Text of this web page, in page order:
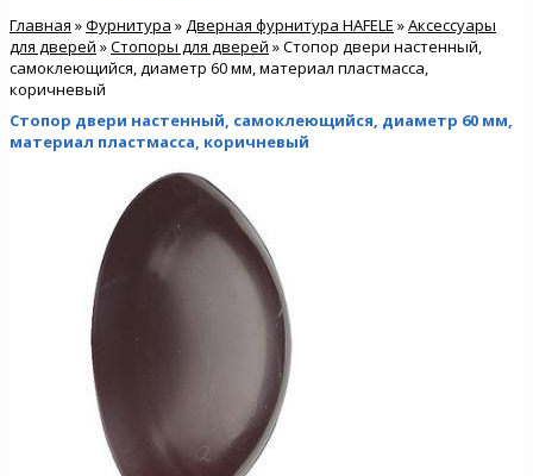
Главная »Фурнитура » Дверная фурнитура HAFELE »Аксессуары
для дверей »Стопоры для дверей » Стопор двери настенный,
самоклеющийся, диаметр 60 мм, материал пластмасса,
коричневый
Стопор двери настенный, самоклеющийся, диаметр 60 мм,
материал пластмасса, коричневый